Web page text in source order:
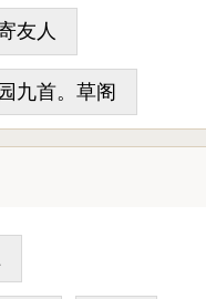
友人
九首。草阁